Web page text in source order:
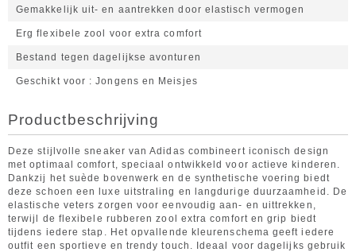
Gemakkelijk uit- en aantrekken door elastisch vermogen
Erg flexibele zool voor extra comfort
Bestand tegen dagelijkse avonturen
Geschikt voor Jongens en Meisjes
Productbeschrijving
Deze stijlvolle sneaker van Adidas combineert iconisch design
met optimaal comfort, speciaal ontwikkeld voor actieve kinderen.
Dankzij het suède bovenwerk en de synthetische voering biedt
deze schoen een luxe uitstraling en langdurige duurzaamheid. De
elastische veters zorgen voor eenvoudig aan- en uittrekken,
terwijl de flexibele rubberen zool extra comfort en grip biedt
tijdens iedere stap. Het opvallende kleurenschema geeft iedere
outfit een sportieve en trendy touch. Ideaal voor dagelijks gebruik